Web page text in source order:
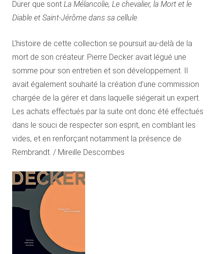
Dürer que sont La Mélancolie, Le chevalier, la Mort et le
Diable et Saint-Jérôme dans sa cellule.
L’histoire de cette collection se poursuit au-delà de la
mort de son créateur. Pierre Decker avait légué une
somme pour son entretien et son développement. Il
avait également souhaité la création d’une commission
chargée de la gérer et dans laquelle siégerait un expert.
Les achats effectués par la suite ont donc été effectués
dans le souci de respecter son esprit, en comblant les
vides, et en renforçant notamment la présence de
Rembrandt. / Mireille Descombes